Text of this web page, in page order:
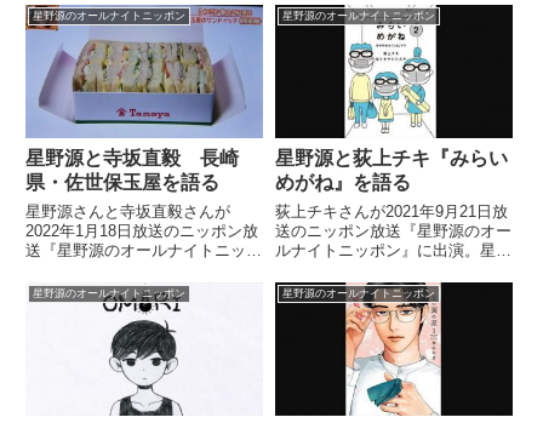
精神的に不調な時間が増えつつあ
ることについてトーク。そんな自
分との向き合い方について、人生
の先輩リスナーたちからメールで
教えを受けていました。
拳士さんが見せた「左で打てや」
「やってやるよ！」の絶妙な
「間」について話していました。
星野源のオールナイトニッポン
星野源と寺坂直毅 長崎
県・佐世保玉屋を語る
星野源さんと寺坂直毅さんが
2022年1月18日放送のニッポン放
送『星野源のオールナイトニッポ
パートに愛を誓って」の中で長崎
県佐世保市の佐世保玉屋について
トーク。ラビアンローズのサンド
イッチなどについて話していまし
星野源のオールナイトニッポン
星野源と荻上チキ『みらい
めがね』を語る
荻上チキさんが2021年9月21日放
送のニッポン放送『星野源のオー
ルナイトニッポン』に出演。星野
ついて話していました。
星野源のオールナイトニッポン 星野源のオールナイトニッポン